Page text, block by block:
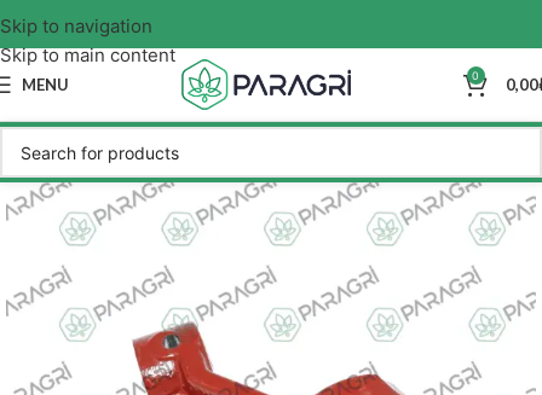
Skip to navigation
Skip to main content
MENU 0 0,00